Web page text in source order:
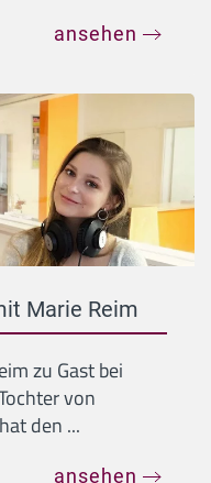
ansehen
Marie Reim
zu Gast bei
von
den ...
ansehen